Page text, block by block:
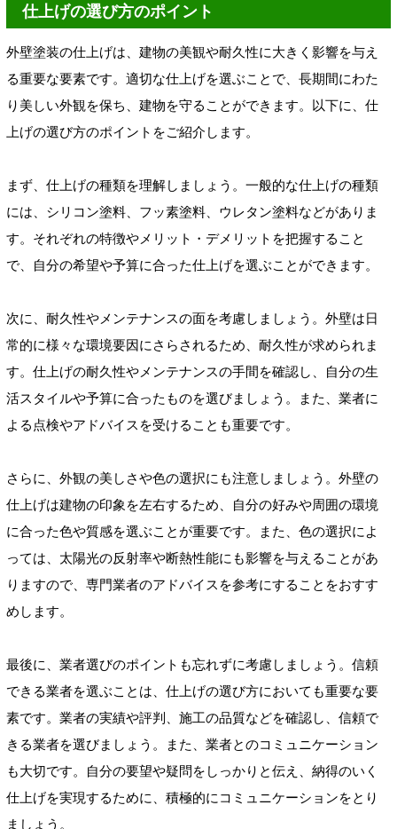
仕上げの選び方のポイント
外壁塗装の仕上げは、建物の美観や耐久性に大きく影響を与え
る重要な要素です。適切な仕上げを選ぶことで、長期間にわた
り美しい外観を保ち、建物を守ることができます。以下に、仕
上げの選び方のポイントをご紹介します。
まず、仕上げの種類を理解しましょう。一般的な仕上げの種類
には、シリコン塗料、フッ素塗料、ウレタン塗料などがありま
す。それぞれの特徴やメリット・デメリットを把握すること
で、自分の希望や予算に合った仕上げを選ぶことができます。
次に、耐久性やメンテナンスの面を考慮しましょう。外壁は日
常的に様々な環境要因にさらされるため、耐久性が求められま
す。仕上げの耐久性やメンテナンスの手間を確認し、自分の生
活スタイルや予算に合ったものを選びましょう。また、業者に
よる点検やアドバイスを受けることも重要です。
さらに、外観の美しさや色の選択にも注意しましょう。外壁の
仕上げは建物の印象を左右するため、自分の好みや周囲の環境
に合った色や質感を選ぶことが重要です。また、色の選択によ
っては、太陽光の反射率や断熱性能にも影響を与えることがあ
りますので、専門業者のアドバイスを参考にすることをおすす
めします。
最後に、業者選びのポイントも忘れずに考慮しましょう。信頼
できる業者を選ぶことは、仕上げの選び方においても重要な要
素です。業者の実績や評判、施工の品質などを確認し、信頼で
きる業者を選びましょう。また、業者とのコミュニケーション
も大切です。自分の要望や疑問をしっかりと伝え、納得のいく
仕上げを実現するために、積極的にコミュニケーションをとり
ましょう。